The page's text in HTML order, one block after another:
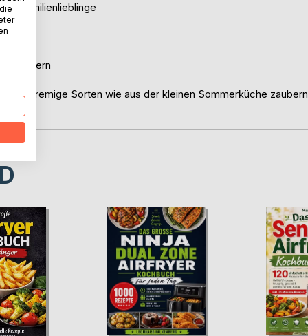
Familienlieblinge
Fehlern
cremige Sorten wie aus der kleinen Sommerküche zaubern